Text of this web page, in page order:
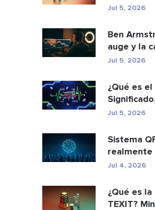
Jul 5, 2026
Ben
auge y la
Jul 5, 2026
¿Qué es el
cómo
Jul 5, 2026
Sistema
realmente
Financiero
Jul 4, 2026
¿Qué es
TEXIT?